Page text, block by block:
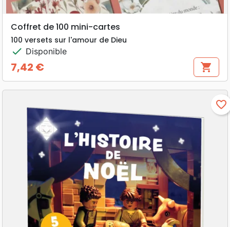
Coffret de 100 mini-cartes
100 versets sur l'amour de Dieu
check Disponible
Prix
7,42 € shopping_cart
favorite_border